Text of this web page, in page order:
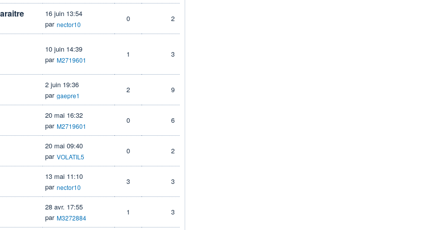
16 juin 13:54
par nector10
0 2
10 juin 14:39
par M2719601
1 3
2 juin 19:36
par gaepre1
2 9
20 mai 16:32
par M2719601
0 6
20 mai 09:40
par VOLATIL5
0 2
13 mai 11:10
par nector10
3 3
28 avr. 17:55
par M3272884
1 3